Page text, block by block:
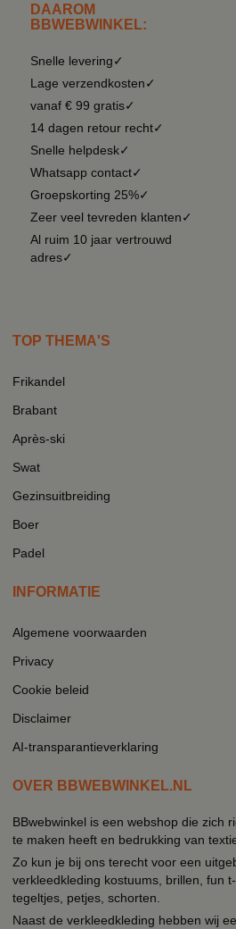
DAAROM
BBWEBWINKEL:
Snelle levering✓
Lage verzendkosten✓
vanaf € 99 gratis✓
14 dagen retour recht✓
Snelle helpdesk✓
Whatsapp contact✓
Groepskorting 25%✓
Zeer veel tevreden klanten✓
Al ruim 10 jaar vertrouwd
adres✓
TOP THEMA'S
Frikandel
Brabant
Après-ski
Swat
Gezinsuitbreiding
Boer
Padel
INFORMATIE
Algemene voorwaarden
Privacy
Cookie beleid
Disclaimer
AI-transparantieverklaring
OVER BBWEBWINKEL.NL
BBwebwinkel is een webshop die zich
te maken heeft en bedrukking van
Zo kun je bij ons terecht voor een
verkleedkleding kostuums, brillen, fun
tegeltjes, petjes, schorten.
Naast de verkleedkleding hebben wij